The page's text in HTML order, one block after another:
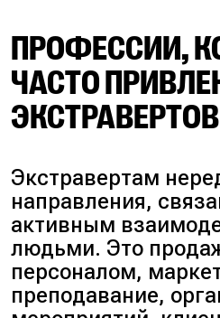
ПРОФЕССИИ,
ЧАСТО
ЭКСТРАВЕРТОВ
Экстравертам
направления,
активным
людьми. Это
персоналом,
преподавание,